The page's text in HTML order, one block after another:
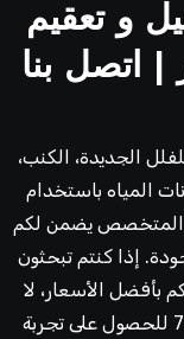
و تعقيم
| اتصل بنا
الجديدة، الكنب،
المياه باستخدام
المتخصص يضمن لكم
إذا كنتم تبحثون
بأفضل الأسعار، لا
تترددوا في الاتصال بنا اليوم على 70067311 للحصول على تجربة